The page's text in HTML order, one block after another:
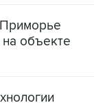
объекте